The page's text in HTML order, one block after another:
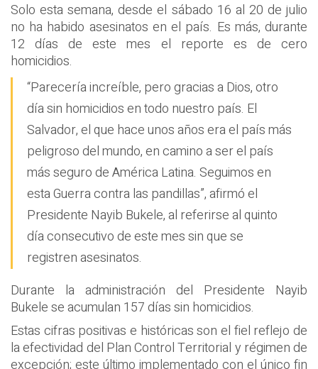
Solo esta semana, desde el sábado 16 al 20 de julio
no ha habido asesinatos en el país. Es más, durante
12 días de este mes el reporte es de cero
homicidios.
“Parecería increíble, pero gracias a Dios, otro
día sin homicidios en todo nuestro país. El
Salvador, el que hace unos años era el país más
peligroso del mundo, en camino a ser el país
más seguro de América Latina. Seguimos en
esta Guerra contra las pandillas”, afirmó el
Presidente Nayib Bukele, al referirse al quinto
día consecutivo de este mes sin que se
registren asesinatos.
Durante la administración del Presidente Nayib
Bukele se acumulan 157 días sin homicidios.
Estas cifras positivas e históricas son el fiel reflejo de
la efectividad del Plan Control Territorial y régimen de